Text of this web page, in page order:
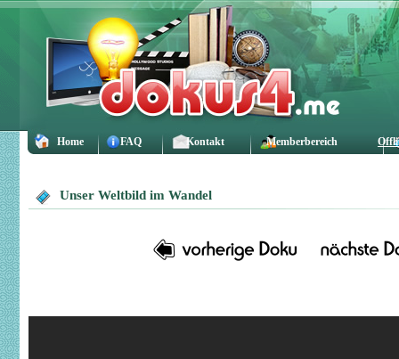
Home FAQ Kontakt Memberbereich
Unser Weltbild im Wandel